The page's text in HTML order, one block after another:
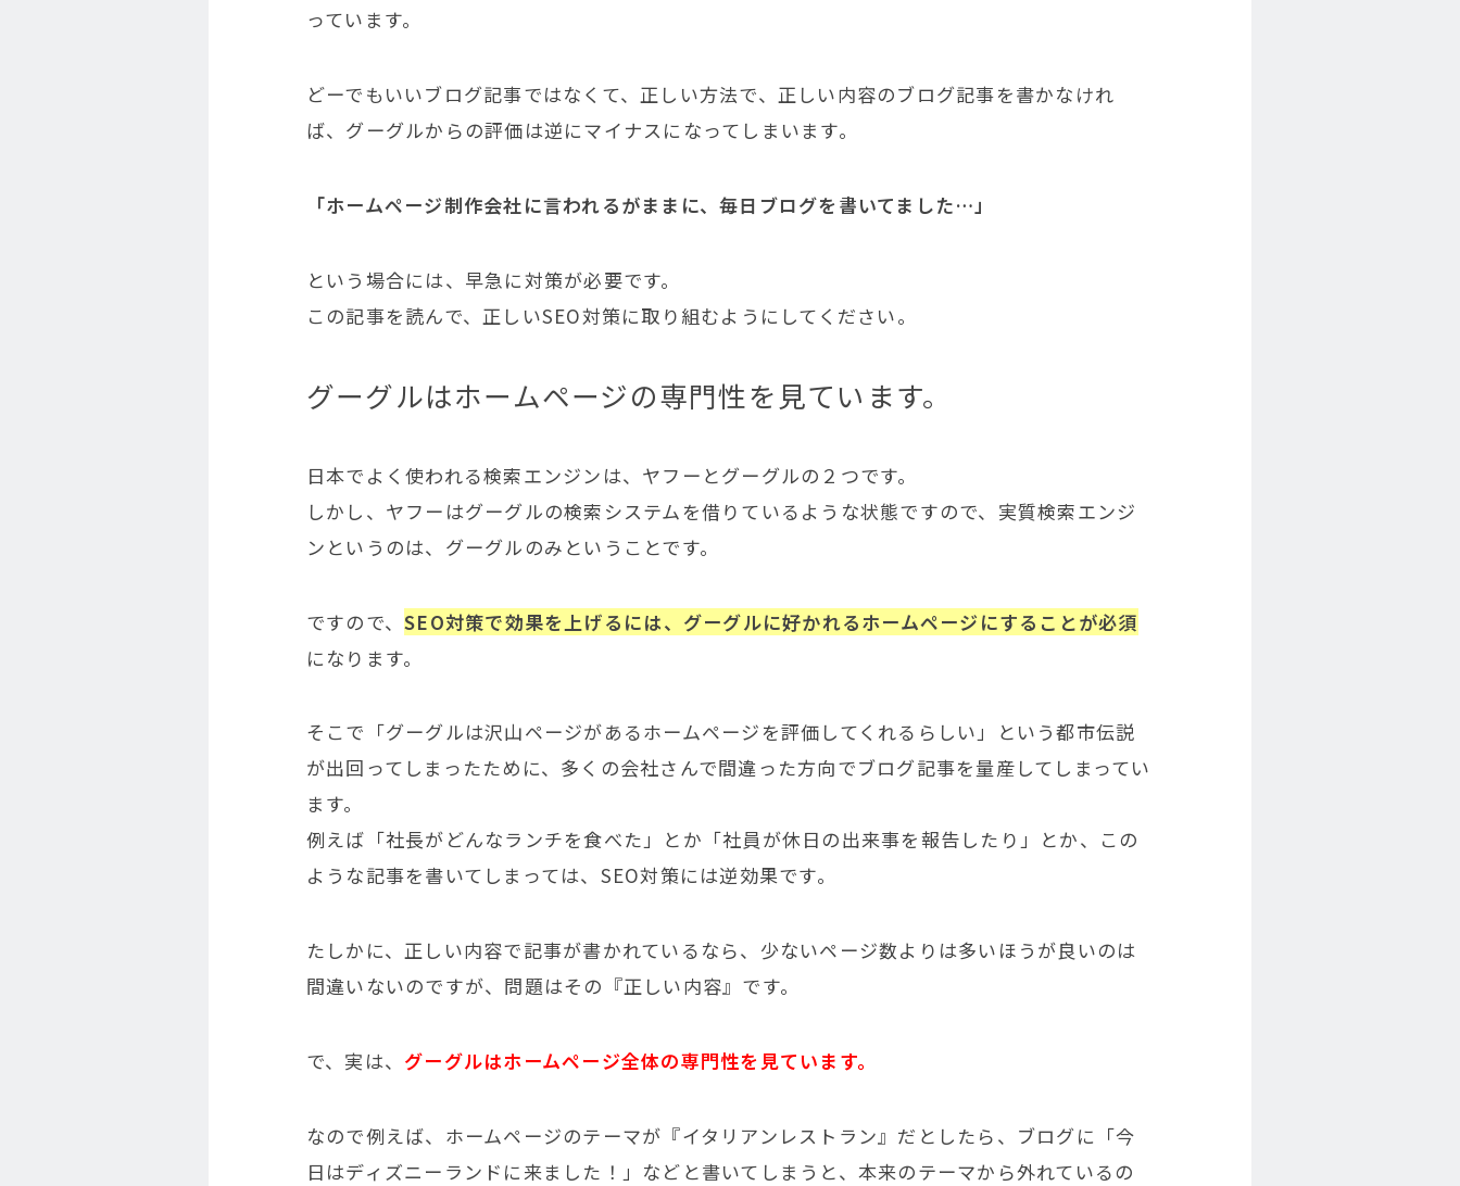
っています。
どーでもいいブログ記事ではなくて、正しい方法で、正しい内容のブログ記事を書かなけれ
ば、グーグルからの評価は逆にマイナスになってしまいます。
「ホームページ制作会社に言われるがままに、毎日ブログを書いてました…」
という場合には、早急に対策が必要です。
この記事を読んで、正しいSEO対策に取り組むようにしてください。
グーグルはホームページの専門性を見ています。
日本でよく使われる検索エンジンは、ヤフーとグーグルの２つです。
しかし、ヤフーはグーグルの検索システムを借りているような状態ですので、実質検索エンジ
ンというのは、グーグルのみということです。
ですので、SEO対策で効果を上げるには、グーグルに好かれるホームページにすることが必須
になります。
そこで「グーグルは沢山ページがあるホームページを評価してくれるらしい」という都市伝説
が出回ってしまったために、多くの会社さんで間違った方向でブログ記事を量産してしまってい
ます。
例えば「社長がどんなランチを食べた」とか「社員が休日の出来事を報告したり」とか、この
ような記事を書いてしまっては、SEO対策には逆効果です。
たしかに、正しい内容で記事が書かれているなら、少ないページ数よりは多いほうが良いのは
間違いないのですが、問題はその『正しい内容』です。
で、実は、 グーグルはホームページ全体の専門性を見ています。
なので例えば、ホームページのテーマが『イタリアンレストラン』だとしたら、ブログに「今
日はディズニーランドに来ました！」などと書いてしまうと、本来のテーマから外れているの